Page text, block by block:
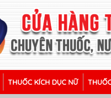
THUỐC KÍCH DỤC NỮ